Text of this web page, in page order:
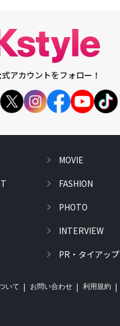
式アカウントをフォロー！
MOVIE
FASHION
PHOTO
INTERVIEW
PR・タイアップ
いて お問い合わせ 利用規約